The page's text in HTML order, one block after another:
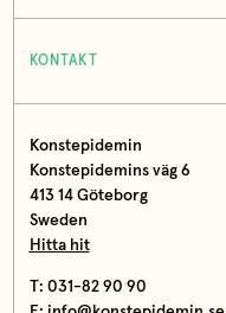
KONTAKT
Konstepidemin
Konstepidemins väg 6
413 14 Göteborg
Sweden
Hitta hit
T: 031-82 90 90